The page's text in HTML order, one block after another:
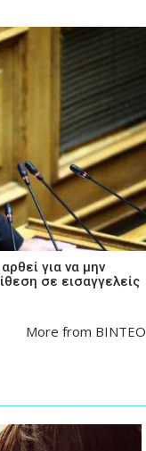
για να μην
σε εισαγγελείς
More from ΒΙΝΤΕΟ